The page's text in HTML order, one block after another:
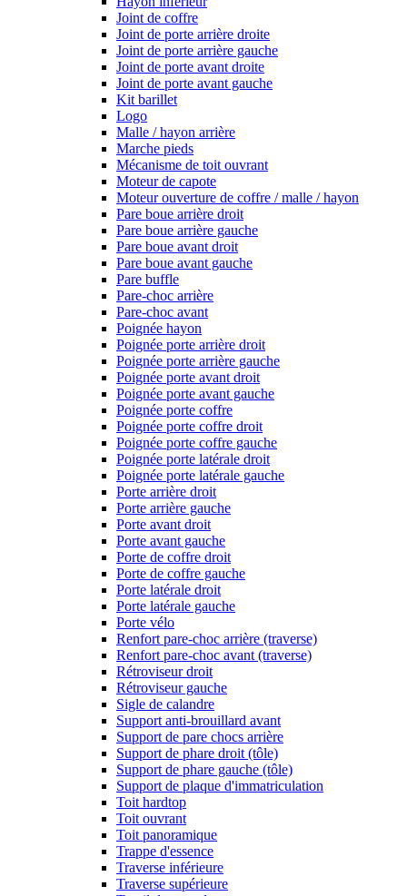
Joint de coffre
Joint de porte arrière droite
Joint de porte arrière gauche
Joint de porte avant droite
Joint de porte avant gauche
Kit barillet
Logo
Malle / hayon arrière
Marche pieds
Mécanisme de toit ouvrant
Moteur de capote
Moteur ouverture de coffre / malle / hayon
Pare boue arrière droit
Pare boue arrière gauche
Pare boue avant droit
Pare boue avant gauche
Pare buffle
Pare-choc arrière
Pare-choc avant
Poignée hayon
Poignée porte arrière droit
Poignée porte arrière gauche
Poignée porte avant droit
Poignée porte avant gauche
Poignée porte coffre
Poignée porte coffre droit
Poignée porte coffre gauche
Poignée porte latérale droit
Poignée porte latérale gauche
Porte arrière droit
Porte arrière gauche
Porte avant droit
Porte avant gauche
Porte de coffre droit
Porte de coffre gauche
Porte latérale droit
Porte latérale gauche
Porte vélo
Renfort pare-choc arrière (traverse)
Renfort pare-choc avant (traverse)
Rétroviseur droit
Rétroviseur gauche
Sigle de calandre
Support anti-brouillard avant
Support de pare chocs arrière
Support de phare droit (tôle)
Support de phare gauche (tôle)
Support de plaque d'immatriculation
Toit hardtop
Toit ouvrant
Toit panoramique
Trappe d'essence
Traverse inférieure
Traverse supérieure